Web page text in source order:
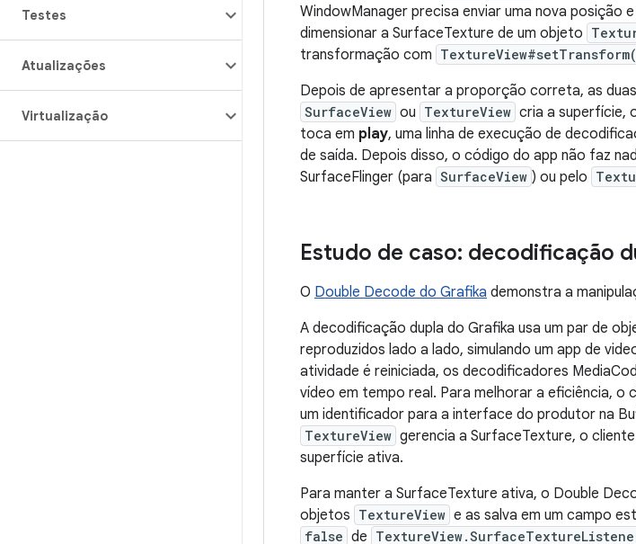
Testes
Atualizações
Virtualização
WindowManager precisa enviar uma nova posição
dimensionar a SurfaceTexture de um objeto
transformação com
Depois de apresentar a proporção correta, as
SurfaceView ou TextureView cria a superfície,
toca em play, uma linha de execução de
de saída. Depois disso, o código do app não faz
SurfaceFlinger (para SurfaceView ) ou pelo
Estudo de caso: decodificação
O Double Decode do Grafika demonstra a
A decodificação dupla do Grafika usa um par de
reproduzidos lado a lado, simulando um app de
atividade é reiniciada, os decodificadores
vídeo em tempo real. Para melhorar a eficiência,
um identificador para a interface do produtor na
TextureView gerencia a SurfaceTexture, o
superfície ativa.
Para manter a SurfaceTexture ativa, o Double
objetos TextureView e as salva em um campo
false de